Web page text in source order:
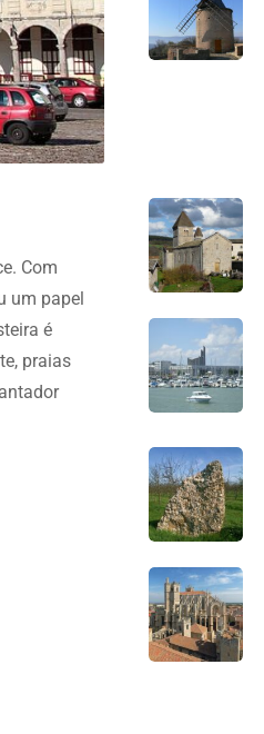
Com
um papel
é
praias